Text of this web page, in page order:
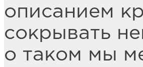
описанием
сокрывать
о таком мы